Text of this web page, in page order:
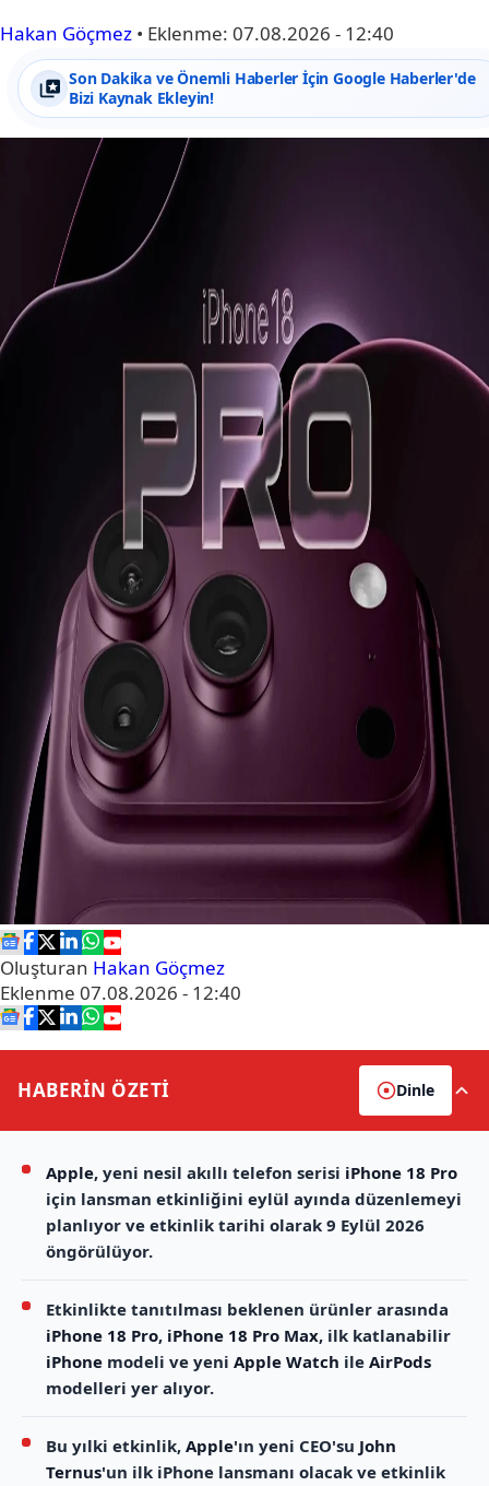
Hakan Göçmez • Eklenme: 07.08.2026 - 12:40
Son Dakika ve Önemli Haberler İçin Google Haberler'de
Bizi Kaynak Ekleyin!
Oluşturan Hakan Göçmez
Eklenme 07.08.2026 - 12:40
HABERİN ÖZETİ Dinle
Apple, yeni nesil akıllı telefon serisi iPhone 18 Pro
için lansman etkinliğini eylül ayında düzenlemeyi
planlıyor ve etkinlik tarihi olarak 9 Eylül 2026
öngörülüyor.
Etkinlikte tanıtılması beklenen ürünler arasında
iPhone 18 Pro, iPhone 18 Pro Max, ilk katlanabilir
iPhone modeli ve yeni Apple Watch ile AirPods
modelleri yer alıyor.
Bu yılki etkinlik, Apple'ın yeni CEO'su John
Ternus'un ilk iPhone lansmanı olacak ve etkinlik